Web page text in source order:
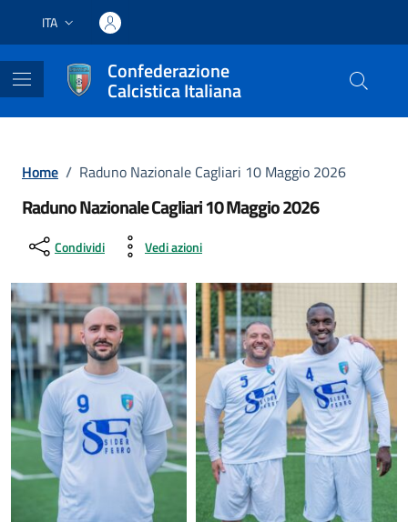
Lingua attiva:
ITA
Confederazione
Calcistica Italiana
Home / Raduno Nazionale Cagliari 10 Maggio 2026
Raduno Nazionale Cagliari 10 Maggio 2026
Condividi Vedi azioni